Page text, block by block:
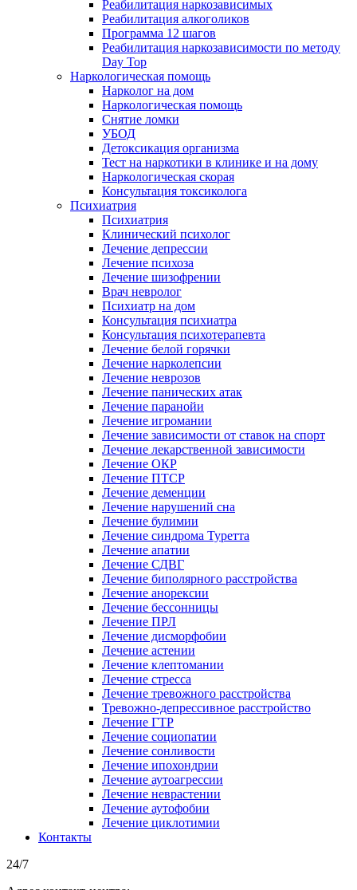
Реабилитация наркозависимых
Реабилитация алкоголиков
Программа 12 шагов
Реабилитация наркозависимости по методу
Day Top
Наркологическая помощь
Нарколог на дом
Наркологическая помощь
Снятие ломки
УБОД
Детоксикация организма
Тест на наркотики в клинике и на дому
Наркологическая скорая
Консультация токсиколога
Психиатрия
Психиатрия
Клинический психолог
Лечение депрессии
Лечение психоза
Лечение шизофрении
Врач невролог
Психиатр на дом
Консультация психиатра
Консультация психотерапевта
Лечение белой горячки
Лечение нарколепсии
Лечение неврозов
Лечение панических атак
Лечение паранойи
Лечение игромании
Лечение зависимости от ставок на спорт
Лечение лекарственной зависимости
Лечение ОКР
Лечение ПТСР
Лечение деменции
Лечение нарушений сна
Лечение булимии
Лечение синдрома Туретта
Лечение апатии
Лечение СДВГ
Лечение биполярного расстройства
Лечение анорексии
Лечение бессонницы
Лечение ПРЛ
Лечение дисморфобии
Лечение астении
Лечение клептомании
Лечение стресса
Лечение тревожного расстройства
Тревожно-депрессивное расстройство
Лечение ГТР
Лечение социопатии
Лечение сонливости
Лечение ипохондрии
Лечение аутоагрессии
Лечение неврастении
Лечение аутофобии
Лечение циклотимии
Контакты
24/7